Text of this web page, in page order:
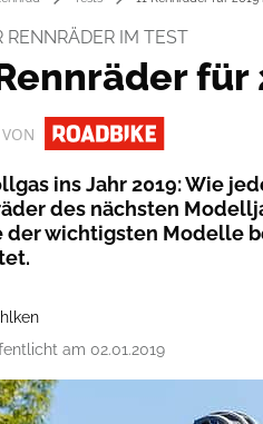
RENNRÄDER IM TEST
ins Jahr 2019: Wie
des nächsten
der wichtigsten Modelle
am 02.01.2019